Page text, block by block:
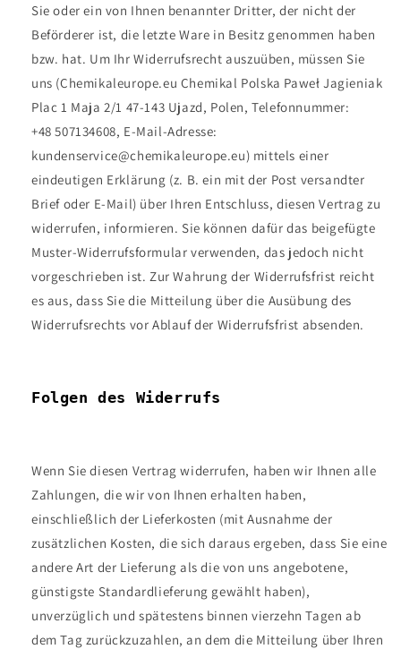
Sie oder ein von Ihnen benannter Dritter, der nicht der
Beförderer ist, die letzte Ware in Besitz genommen haben
bzw. hat. Um Ihr Widerrufsrecht auszuüben, müssen Sie
uns (Chemikaleurope.eu Chemikal Polska Paweł Jagieniak
Plac 1 Maja 2/1 47-143 Ujazd, Polen, Telefonnummer:
+48 507134608, E-Mail-Adresse:
kundenservice@chemikaleurope.eu) mittels einer
eindeutigen Erklärung (z. B. ein mit der Post versandter
Brief oder E-Mail) über Ihren Entschluss, diesen Vertrag zu
widerrufen, informieren. Sie können dafür das beigefügte
Muster-Widerrufsformular verwenden, das jedoch nicht
vorgeschrieben ist. Zur Wahrung der Widerrufsfrist reicht
es aus, dass Sie die Mitteilung über die Ausübung des
Widerrufsrechts vor Ablauf der Widerrufsfrist absenden.
Folgen des Widerrufs
Wenn Sie diesen Vertrag widerrufen, haben wir Ihnen alle
Zahlungen, die wir von Ihnen erhalten haben,
einschließlich der Lieferkosten (mit Ausnahme der
zusätzlichen Kosten, die sich daraus ergeben, dass Sie eine
andere Art der Lieferung als die von uns angebotene,
günstigste Standardlieferung gewählt haben),
unverzüglich und spätestens binnen vierzehn Tagen ab
dem Tag zurückzuzahlen, an dem die Mitteilung über Ihren